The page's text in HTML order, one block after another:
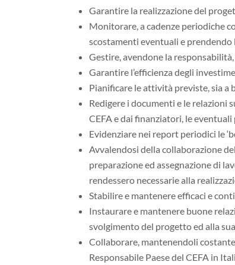
Garantire la realizzazione del
Monitorare, a cadenze periodiche
scostamenti eventuali e
Gestire, avendone la
Garantire l’efficienza degli
Pianificare le attività previste, sia a
Redigere i documenti e le relazioni
CEFA e dai finanziatori, le
Evidenziare nei report periodici le
Avvalendosi della collaborazione
preparazione ed assegnazione di
rendessero necessarie alla
Stabilire e mantenere efficaci e
Instaurare e mantenere buone
svolgimento del progetto ed alla
Collaborare, mantenendoli
Responsabile Paese del CEFA in